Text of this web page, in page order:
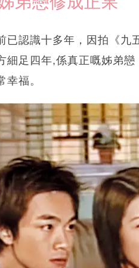
已認識十多年，因拍《九
細足四年,係真正嘅姊弟
福。